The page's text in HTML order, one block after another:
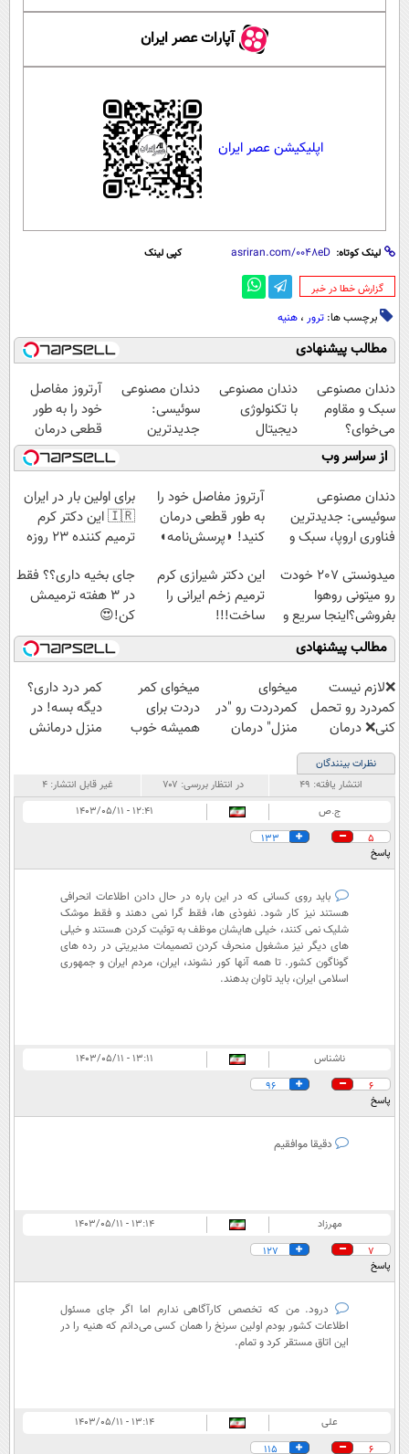
آپارات عصر ایران
اپلیکیشن عصر ایران
لینک کوتاه: کپی لینک
‌گزارش خطا در خبر
برچسب ها: ترور ، هنیه
مطالب پیشنهادی
دندان مصنوعی
سبک و مقاوم
می‌خوای؟
پرداخت اقساطی
هم داریم!😍 |
📍تهران
دندان مصنوعی
با تکنولوژی
دیجیتال
سوئیسی🇨🇭
دندان مصنوعی
سوئیسی:
جدیدترین
فناوری اروپا،
سبک و مقاوم |
پرداخت قسطی
آرتروز مفاصل
خود را به طور
قطعی درمان
کنید!
◗پرسش‌نامه◖
از سراسر وب
دندان مصنوعی
سوئیسی: جدیدترین
فناوری اروپا، سبک و
قسطی
آرتروز مفاصل خود را
به طور قطعی درمان
کنید! ◗پرسش‌نامه◖
برای اولین بار در ایران
🇮🇷 این دکتر کرم
ترمیم کننده 23 روزه
میدونستی 207 خودت
رو میتونی روهوا
بفروشی؟اینجا سریع و
راحت بفروش
این دکتر شیرازی کرم
ترمیم زخم ایرانی را
ساخت!!!
جای بخیه داری؟؟ فقط
در 3 هفته ترمیمش
کن!😍
مطالب پیشنهادی
❌لازم نیست
کمردرد رو تحمل
کنی❌ درمان
بدون جراحی و
قرص
(پرسشنامه)
میخوای
کمردردت رو "در
منزل" درمان
میخوای کمر
دردت برای
همیشه خوب
کن!
کمر درد داری؟
دیگه بسه! در
منزل درمانش
نظرات بینندگان
انتشار یافته: ۴۹ در انتظار بررسی: ۷۰۷ غیر قابل انتشار:۴
ج.ص
۱۲:۴۱ - ۱۴۰۳/۰۵/۱۱
5
133
پاسخ
باید روی کسانی که در این باره در حال دادن اطلاعات انحرافی
هستند نیز کار شود. نفوذی ها، فقط گرا نمی دهند و فقط موشک
شلیک نمی کنند، خیلی هایشان موظف به توئیت کردن هستند و خیلی
های دیگر نیز مشغول منحرف کردن تصمیمات مدیریتی در رده های
گوناگون کشور. تا همه آنها کور نشوند، ایران، مردم ایران و جمهوری
اسلامی ایران، باید تاوان بدهند.
ناشناس
۱۳:۱۱ - ۱۴۰۳/۰۵/۱۱
6
96
پاسخ
دقیقا موافقیم
مهرزاد
۱۳:۱۴ - ۱۴۰۳/۰۵/۱۱
7
127
پاسخ
درود. من که تخصص کارآگاهی ندارم اما اگر جای مسئول
اطلاعات کشور بودم اولین سرنخ را همان کسی می‌دانم که هنیه را در
این اتاق مستقر کرد و تمام.
علی
۱۳:۱۴ - ۱۴۰۳/۰۵/۱۱
6
115